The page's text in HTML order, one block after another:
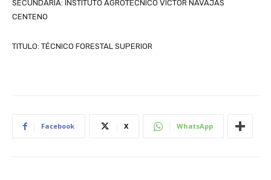
SECUNDARIA: INSTITUTO AGROTECNICO VÍCTOR NAVAJAS
CENTENO
TITULO: TÉCNICO FORESTAL SUPERIOR
Facebook X WhatsApp